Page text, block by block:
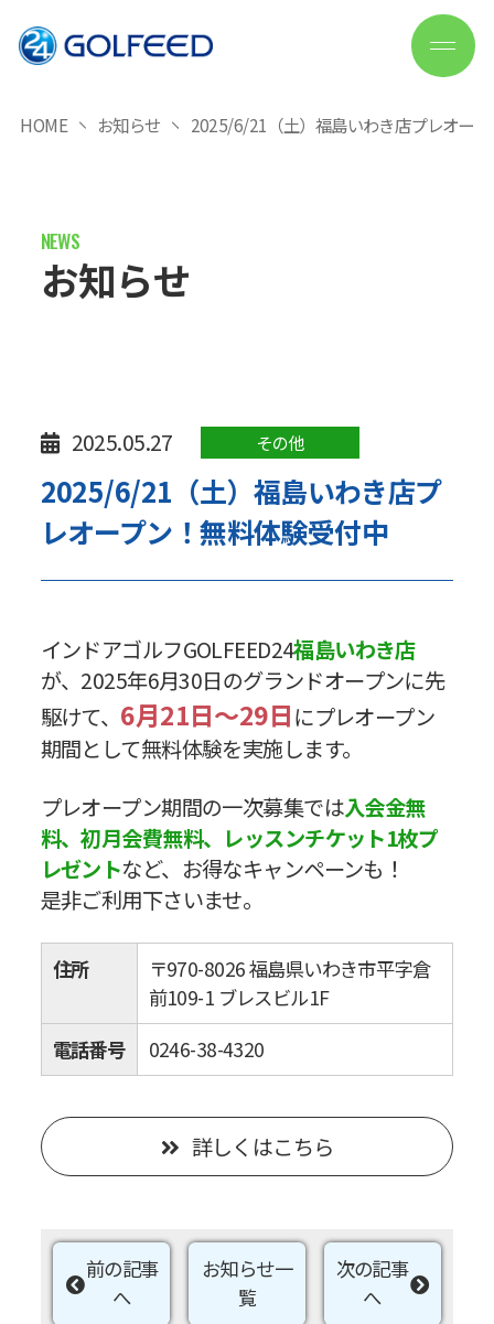
HOME お知らせ 2025/6/21（土）福島いわき店プレオー
お知らせ
2025.05.27 その他
2025/6/21（土）福島いわき店プ
レオープン！無料体験受付中
インドアゴルフGOLFEED24福島いわき店
が、2025年6月30日のグランドオープンに先
駆けて、 6月21日～29日にプレオープン
期間として無料体験を実施します。
プレオープン期間の一次募集では入会金無
料、初月会費無料、レッスンチケット1枚プ
レゼントなど、お得なキャンペーンも！
是非ご利用下さいませ。
住所
〒970-8026 福島県いわき市平字倉
前109-1 ブレスビル1F
電話番号
0246-38-4320
詳しくはこちら
前の記事
へ
お知らせ一
覧
次の記事
へ